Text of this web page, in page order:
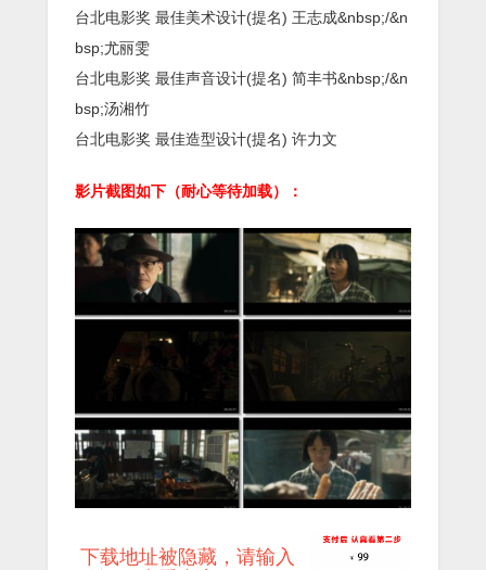
台北电影奖 最佳美术设计(提名) 王志成&nbsp;/&n
bsp;尤丽雯
台北电影奖 最佳声音设计(提名) 简丰书&nbsp;/&n
bsp;汤湘竹
台北电影奖 最佳造型设计(提名) 许力文
影片截图如下（耐心等待加载）：
下载地址被隐藏，请输入